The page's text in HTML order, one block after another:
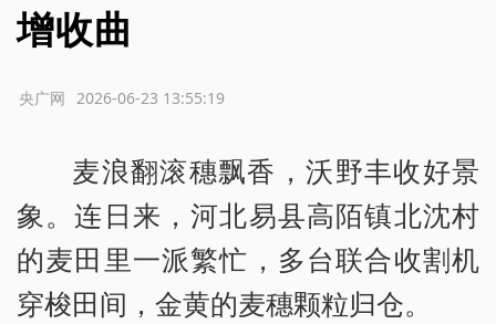
增收曲
2026-06-23 13:55:19
央广网
麦浪翻滚穗飘香，沃野丰收好景
象。连日来，河北易县高陌镇北沈村
的麦田里一派繁忙，多台联合收割机
穿梭田间，金黄的麦穗颗粒归仓。